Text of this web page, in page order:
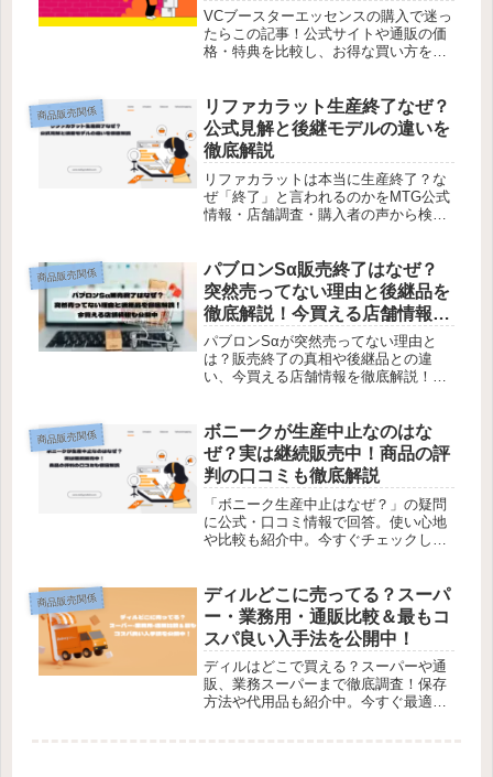
まとめ
VCブースターエッセンスの購入で迷っ
たらこの記事！公式サイトや通販の価
格・特典を比較し、お得な買い方を解
商品販売関係
リファカラット生産終了なぜ？
公式見解と後継モデルの違いを
徹底解説
リファカラットは本当に生産終了？な
ぜ「終了」と言われるのかをMTG公式
情報・店舗調査・購入者の声から検
ている方はぜひ確認してください。
商品販売関係
パブロンSα販売終了はなぜ？
突然売ってない理由と後継品を
徹底解説！今買える店舗情報も
公開中
パブロンSαが突然売ってない理由と
は？販売終了の真相や後継品との違
い、今買える店舗情報を徹底解説！購
商品販売関係
ボニークが生産中止なのはな
ぜ？実は継続販売中！商品の評
判の口コミも徹底解説
「ボニーク生産中止はなぜ？」の疑問
に公式・口コミ情報で回答。使い心地
や比較も紹介中。今すぐチェックして
商品販売関係
ディルどこに売ってる？スーパ
ー・業務用・通販比較＆最もコ
スパ良い入手法を公開中！
ディルはどこで買える？スーパーや通
販、業務スーパーまで徹底調査！保存
方法や代用品も紹介中。今すぐ最適な